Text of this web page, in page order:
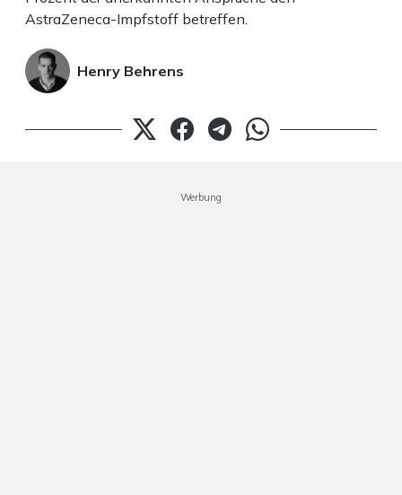
AstraZeneca-Impfstoff betreffen.
Henry Behrens
Werbung